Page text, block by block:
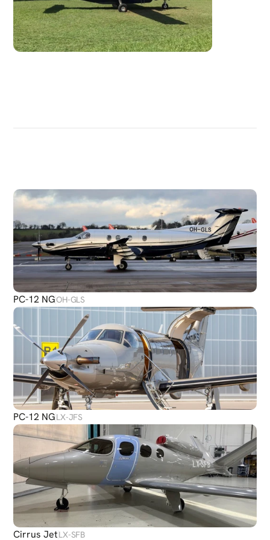
PLUS D'AVIONS
PC-12 NGOH-GLS
PC-12 NGLX-JFS
Cirrus JetLX-SFB